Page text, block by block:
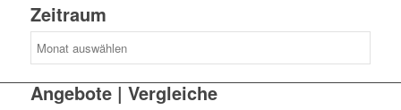
Zeitraum
Angebote | Vergleiche